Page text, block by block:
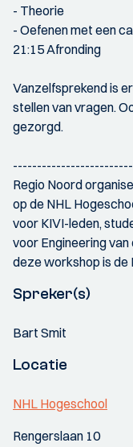
- Theorie
- Oefenen met een
21:15 Afronding
Vanzelfsprekend is
stellen van vragen.
gezorgd.
Regio Noord
op de NHL
voor KIVI-leden,
voor Engineering
deze workshop is de
Spreker(s)
Bart Smit
Locatie
NHL Hogeschool
Rengerslaan 10